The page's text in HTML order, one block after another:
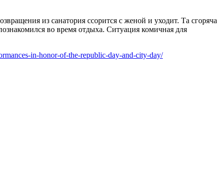
из санатория ссорится с женой и уходит. Та сгоряча
во время отдыха. Ситуация комичная для
in-honor-of-the-republic-day-and-city-day/